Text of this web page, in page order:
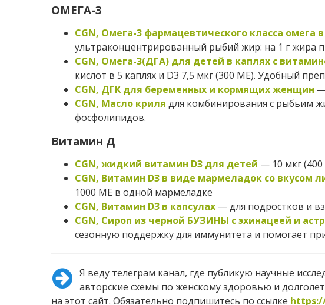
ОМЕГА-3
CGN, Омега-3 фармацевтического класса омега
ультраконцентрированный рыбий жир: на 1 г жира
CGN, Омега-3(ДГА) для детей в каплях с
кислот в 5 каплях и D3 7,5 мкг (300 МЕ). Удобный
CGN, ДГК для беременных и кормящих женщин —
CGN, Масло криля для комбинирования с рыбьим
фосфолипидов.
Витамин Д
CGN, жидкий витамин D3 для детей — 10 мкг
CGN, Витамин D3 в виде мармеладок со вкусом
1000 МЕ в одной мармеладке
CGN, Витамин D3 в капсулах — для подростков и
CGN, Сироп из черной БУЗИНЫ с эхинацеей и
сезонную поддержку для иммунитета и помогает
Я веду телеграм канал, где публикую научные
авторские схемы по женскому здоровью и
на этот сайт. Обязательно подпишитесь по ссылке